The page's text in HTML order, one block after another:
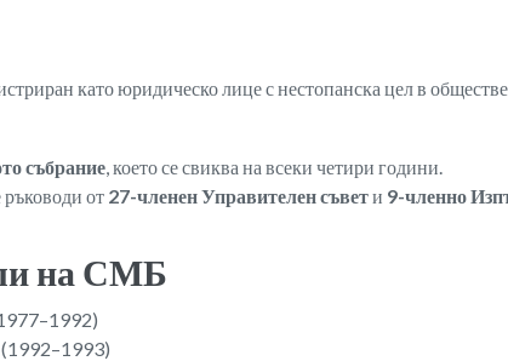
като юридическо лице с нестопанска цел в
събрание, което се свиква на всеки четири години.
от 27-членен Управителен съвети 9-членно
на СМБ